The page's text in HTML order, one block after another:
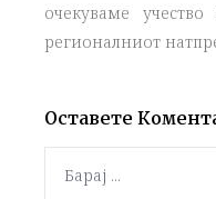
очекуваме
регионалниот
Оставете